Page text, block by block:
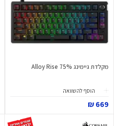
מקלדת גיימינג Alloy Rise 75%
הוסף להשוואה
669 ₪